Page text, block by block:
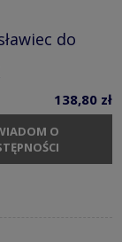
do
138,80 zł
O